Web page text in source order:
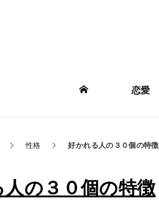
恋愛
性格 好かれる人の３０個の特徴
人の３０個の特徴